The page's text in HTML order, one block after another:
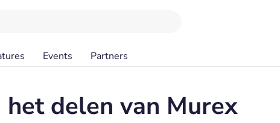
Events Partners
delen van Murex